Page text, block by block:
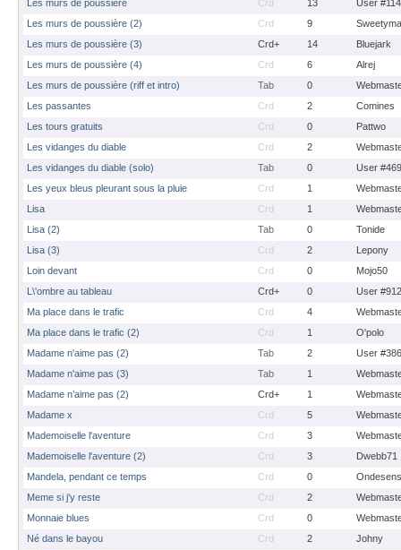
Les murs de poussière
Crd 13
User
Les murs de poussière (2)
Crd 9
Les murs de poussière (3)
Crd+ 14
Bluejark
Les murs de poussière (4)
Crd 6
Alrej
Les murs de poussière (riff et intro)
Tab 0
Les passantes
Crd 2
Comines
Les tours gratuits
Crd 0
Pattwo
Les vidanges du diable
Crd 2
Les vidanges du diable (solo)
Tab 0
User
Les yeux bleus pleurant sous la pluie
Crd 1
Lisa
Crd 1
Lisa (2)
Tab 0
Tonide
Lisa (3)
Crd 2
Lepony
Loin devant
Crd 0
Mojo50
L\'ombre au tableau
Crd+ 0
User
Ma place dans le trafic
Crd 4
Ma place dans le trafic (2)
Crd 1
O'polo
Madame n'aime pas (2)
Tab 2
User
Madame n'aime pas (3)
Tab 1
Madame n’aime pas (2)
Crd+ 1
Madame x
Crd 5
Mademoiselle l'aventure
Crd 3
Mademoiselle l'aventure (2)
Crd 3
Dwebb71
Mandela, pendant ce temps
Crd 0
Meme si j'y reste
Crd 2
Monnaie blues
Crd 0
Né dans le bayou
Crd 2
Johny